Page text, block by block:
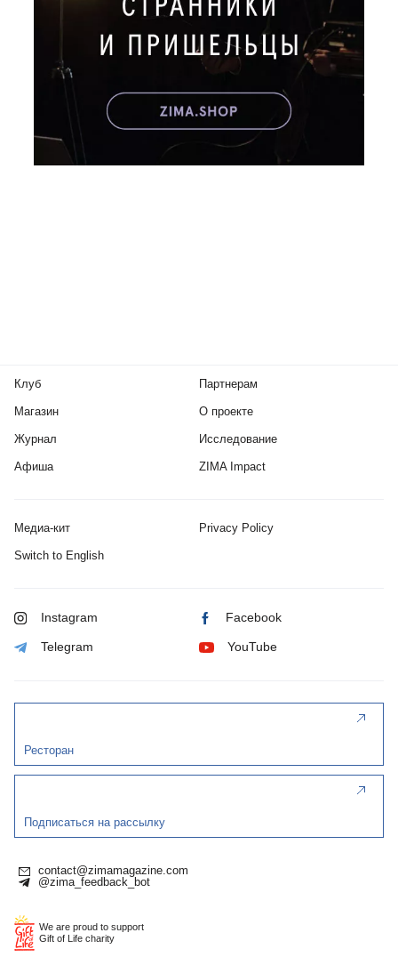
Клуб
Магазин
Журнал
Афиша
Партнерам
О проекте
Исследование
ZIMA Impact
Медиа-кит Privacy Policy
Switch to English
Instagram Facebook
Telegram YouTube
Ресторан
Подписаться на рассылку
contact@zimamagazine.com
@zima_feedback_bot
We are proud to support
Gift of Life charity